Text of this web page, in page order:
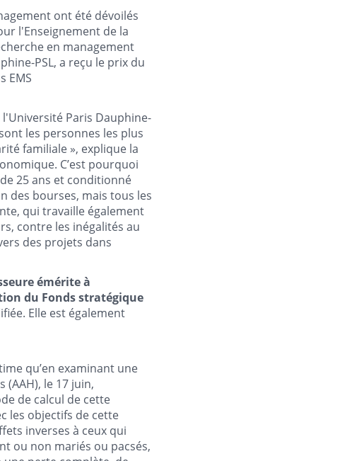
ont été dévoilés
l'Enseignement de la
en management
PSL, a reçu le prix du
EMS
Paris Dauphine-
les personnes les plus
familiale », explique la
C’est pourquoi
25 ans et conditionné
des bourses, mais tous les
qui travaille également
contre les inégalités au
des projets dans
émérite à
du Fonds stratégique
Elle est également
qu’en examinant une
le 17 juin,
de calcul de cette
les objectifs de cette
inverses à ceux qui
ou non mariés ou pacsés,